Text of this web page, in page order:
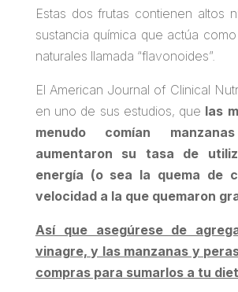
Estas dos frutas contienen altos
sustancia química que actúa
naturales llamada “flavonoides”.
El American Journal of Clinical
en uno de sus estudios, que las
menudo comían
aumentaron su tasa de
energía (o sea la quema de
velocidad a la que quemaron
Así que asegúrese de
vinagre, y las manzanas y
compras para sumarlos a tu